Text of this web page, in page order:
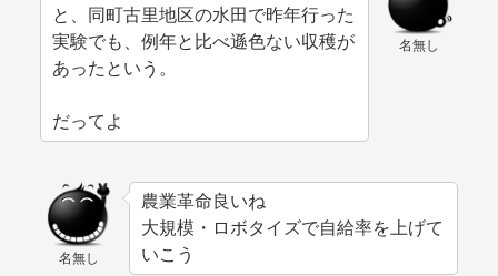
名無し
と、同町古里地区の水田で昨年行った
実験でも、例年と比べ遜色ない収穫が
あったという。
だってよ
名無し
農業革命良いね
大規模・ロボタイズで自給率を上げて
いこう